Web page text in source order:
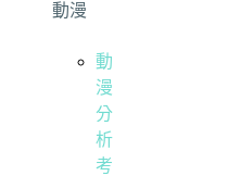
動漫
動
漫
分
析
考